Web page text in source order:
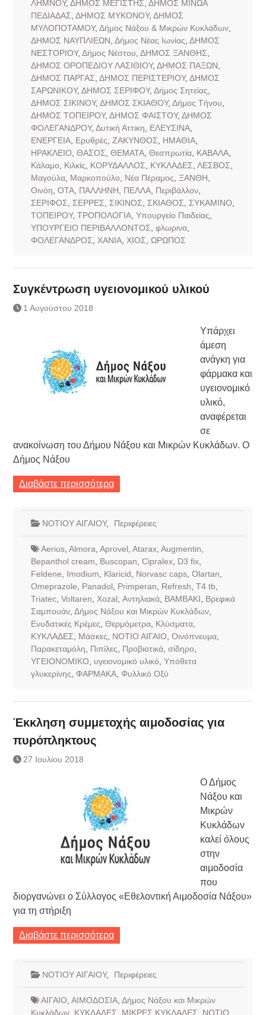
ΛΗΜΝΟΥ, ΔΗΜΟΣ ΜΕΓΙΣΤΗΣ ΔΗΜΟΣ ΜΙΝΩΑ
ΠΕΔΙΑΔΑΣ ΔΗΜΟΣ ΜΥΚΟΝΟΥ, ΔΗΜΟΣ
ΜΥΛΟΠΟΤΑΜΟΥ, Δήμος Νάξου & Μικρών Κυκλάδων,
ΔΗΜΟΣ ΝΑΥΠΛΙΕΩΝ Δήμος Νέας Ιωνίας ΔΗΜΟΣ
ΝΕΣΤΟΡΙΟΥ, Δήμος Νέστου ΔΗΜΟΣ ΞΑΝΘΗΣ
ΔΗΜΟΣ ΟΡΟΠΕΔΙΟΥ ΛΑΣΙΘΙΟΥ, ΔΗΜΟΣ ΠΑΞΩΝ
ΔΗΜΟΣ ΠΑΡΓΑΣ ΔΗΜΟΣ ΠΕΡΙΣΤΕΡΙΟΥ, ΔΗΜΟΣ
ΣΑΡΩΝΙΚΟΥ, ΔΗΜΟΣ ΣΕΡΙΦΟΥ, Δήμος Σητείας
ΔΗΜΟΣ ΣΙΚΙΝΟΥ, ΔΗΜΟΣ ΣΚΙΑΘΟΥ, Δήμος Τήνου
ΔΗΜΟΣ ΤΟΠΕΙΡΟΥ, ΔΗΜΟΣ ΦΑΙΣΤΟΥ, ΔΗΜΟΣ
ΦΟΛΕΓΑΝΔΡΟΥ, Δυτική Αττικη ΕΛΕΥΣΙΝΑ,
ΕΝΕΡΓΕΙΑ, Ερυθρές ΖΑΚΥΝΘΟΣ ΗΜΑΘΙΑ,
ΗΡΑΚΛΕΙΟ ΘΑΣΟΣ ΘΕΜΑΤΑ, Θεσπρωτία, ΚΑΒΑΛΑ,
Κάλαμο
Κιλκίς ΚΟΡΥΔΑΛΛΟΣ ΚΥΚΛΑΔΕΣ ΛΕΣΒΟΣ
Μαγούλα, Μαρκοπούλο Νέα Πέραμος ΞΑΝΘΗ
Οινόη ΟΤΑ, ΠΑΛΛΗΝΗ ΠΕΛΛΑ, Περιβάλλον,
ΣΕΡΙΦΟΣ
ΣΕΡΡΕΣ ΣΙΚΙΝΟΣ ΣΚΙΑΘΟΣ ΣΥΚΑΜΙΝΟ
ΤΟΠΕΙΡΟΥ, ΤΡΟΠΟΛΟΓΙΑ, Υπουργείο Παιδείας
ΥΠΟΥΡΓΕΙΟ ΠΕΡΙΒΑΛΛΟΝΤΟΣ φλωρινα,
ΦΟΛΕΓΑΝΔΡΟΣ
ΧΑΝΙΑ, ΧΙΟΣ ΩΡΩΠΟΣ
Συγκέντρωση υγειονομικού υλικού
1 Αυγούστου 2018
Υπάρχει
άμεση
ανάγκη για
φάρμακα και
υγειονομικό
υλικό,
αναφέρεται
σε
ανακοίνωση του Δήμου Νάξου και Μικρών Κυκλάδων. Ο
Δήμος Νάξου
Διαβάστε περισσότερα
ΝΟΤΙΟΥ ΑΙΓΑΙΟΥ, Περιφέρειες
Aerius, Almora Aprovel Atarax, Augmentin
Bepanthol cream
Buscopan Cipralex, D3 fix,
Feldene
Imodium Klaricid Norvasc caps, Olartan
Omeprazole
Panadol Primperan Refresh T4 tb
Triatec, Voltaren Xozal Αντηλιακά, ΒΑΜΒΑΚΙ
Βρεφικά
Σαμπουάν, Δήμος Νάξου και Μικρών Κυκλάδων,
Ενυδατικές Κρέμες Θερμόμετρα, Κλύσματα,
ΚΥΚΛΑΔΕΣ
Μάσκες ΝΟΤΙΟ ΑΙΓΑΙΟ Οινόπνευμα,
Παρακεταμόλη
Πιπίλες Προβιοτικά, σίδηρο
ΥΓΕΙΟΝΟΜΙΚΟ
υγειονομικό υλικό Υπόθετα
γλυκερίνης
ΦΑΡΜΑΚΑ, Φυλλικό Οξύ
Έκκληση συμμετοχής αιμοδοσίας για
πυρόπληκτους
27 Ιουλίου 2018
Ο Δήμος
Νάξου και
Μικρών
Κυκλάδων
καλεί όλους
στην
αιμοδοσία
που
διοργανώνει ο Σύλλογος «Εθελοντική Αιμοδοσία Νάξου»
για τη στήριξη
Διαβάστε περισσότερα
ΝΟΤΙΟΥ ΑΙΓΑΙΟΥ, Περιφέρειες
ΑΙΓΑΙΟ ΑΙΜΟΔΟΣΙΑ, Δήμος Νάξου και Μικρών
Κυκλάδων, ΚΥΚΛΑΔΕΣ ΜΙΚΡΕΣ ΚΥΚΛΑΔΕΣ
ΝΟΤΙΟ